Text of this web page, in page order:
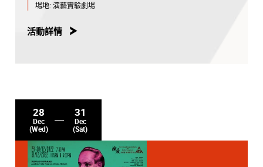
場地: 演藝實驗劇場
活動詳情
28
Dec
(Wed)
31
Dec
(Sat)